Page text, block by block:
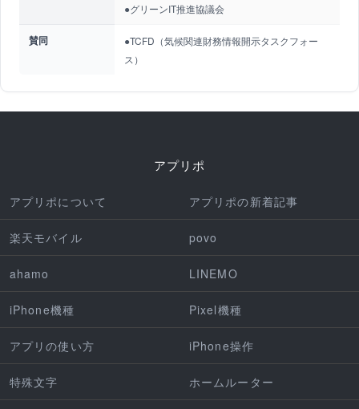
●グリーンIT推進協議会
賛同
●TCFD（気候関連財務情報開示タスクフォー
ス）
アプリポ
アプリポについて アプリポの新着記事
楽天モバイル povo
ahamo LINEMO
iPhone機種 Pixel機種
アプリの使い方 iPhone操作
特殊文字 ホームルーター